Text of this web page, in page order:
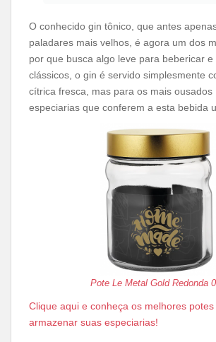
O conhecido gin tônico, que antes
paladares mais velhos, é agora um dos
por que busca algo leve para bebericar
clássicos, o gin é servido simplesmente
cítrica fresca, mas para os mais ousados
especiarias que conferem a esta bebida
Pote Le Metal Gold Redonda
Clique aqui e conheça os melhores potes
armazenar suas especiarias!